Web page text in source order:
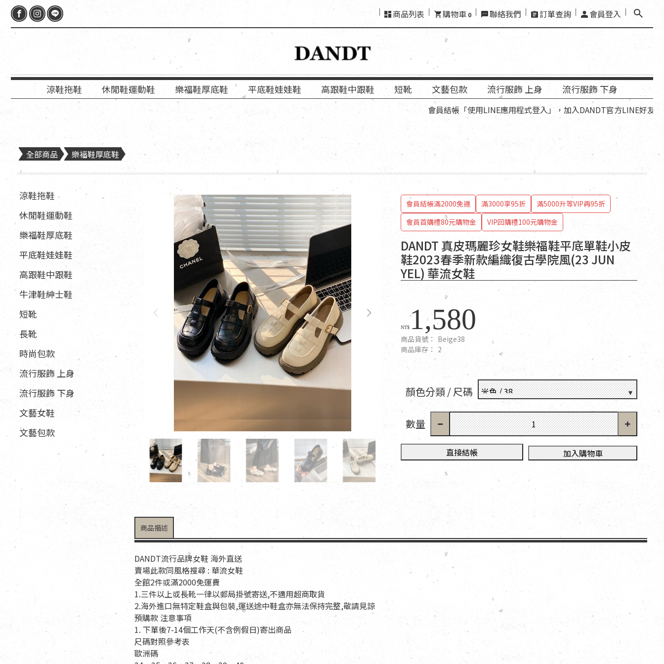
商品列表 購物車 0 聯絡我們 訂單查詢 會員登入
涼鞋拖鞋 休閒鞋運動鞋 樂福鞋厚底鞋 平底鞋娃娃鞋 高跟鞋中跟鞋 短靴 文藝包款 流行服飾 上身 流行服飾 下身
會員結帳「使用LINE應用程式登入」，加入DANDT官方LINE好友，再領優
全部商品 樂福鞋厚底鞋
涼鞋拖鞋
休閒鞋運動鞋
樂福鞋厚底鞋
平底鞋娃娃鞋
高跟鞋中跟鞋
牛津鞋紳士鞋
短靴
長靴
時尚包款
流行服飾 上身
流行服飾 下身
文藝女鞋
文藝包款
DANDT 真皮瑪麗珍女鞋樂福鞋平底單鞋小皮
鞋2023春季新款編織復古學院風(23 JUN
YEL) 華流女鞋
會員結帳滿2000免運 滿3000享95折
滿5000升等VIP再95折
會員首購禮80元購物金
VIP回購禮100元購物金
NT$1,580
商品貨號： Beige38
商品庫存： 2
顏色分類 / 尺碼
數量
直接結帳 加入購物車
商品描述
DANDT流行品牌女鞋 海外直送
賣場此款同風格搜尋 : 華流女鞋
全館2件或滿2000免運費
1.三件以上或長靴一律以郵局掛號寄送,不適用超商取貨
2.海外進口無特定鞋盒與包裝,運送途中鞋盒亦無法保持完整,敬請見諒
預購款 注意事項
1. 下單後7-14個工作天(不含例假日)寄出商品
尺碼對照參考表
歐洲碼